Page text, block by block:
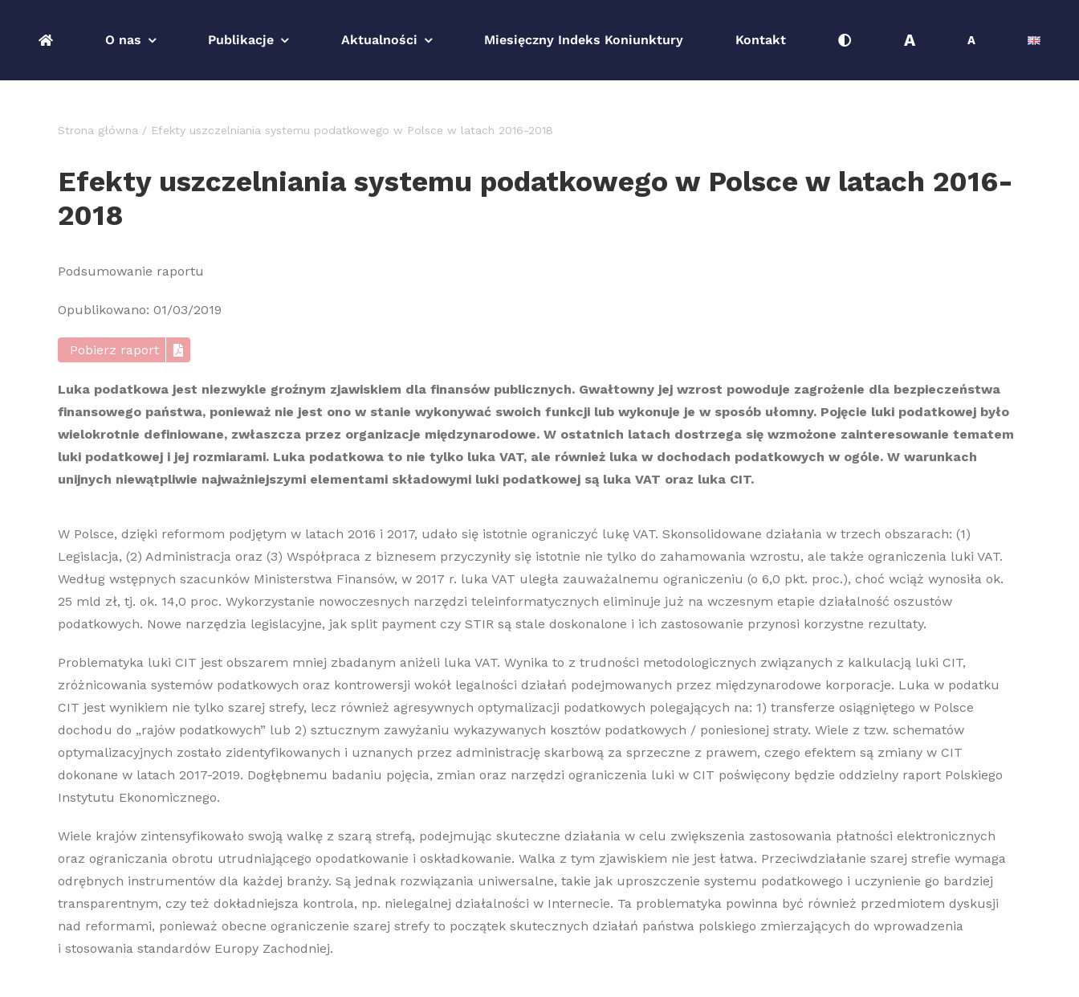
O nas Publikacje Aktualności Miesięczny Indeks Koniunktury Kontakt A A
Strona główna Efekty uszczelniania systemu podatkowego w Polsce w latach 2016-2018
Efekty uszczelniania systemu podatkowego w Polsce w latach 2016-
2018
Podsumowanie raportu
Opublikowano: 01/03/2019
Pobierz raport
Luka podatkowa jest niezwykle groźnym zjawiskiem dla finansów publicznych. Gwałtowny jej wzrost powoduje zagrożenie dla bezpieczeństwa
finansowego państwa, ponieważ nie jest ono w stanie wykonywać swoich funkcji lub wykonuje je w sposób ułomny. Pojęcie luki podatkowej było
wielokrotnie definiowane, zwłaszcza przez organizacje międzynarodowe. W ostatnich latach dostrzega się wzmożone zainteresowanie tematem
luki podatkowej i jej rozmiarami. Luka podatkowa to nie tylko luka VAT, ale również luka w dochodach podatkowych w ogóle. W warunkach
unijnych niewątpliwie najważniejszymi elementami składowymi luki podatkowej są luka VAT oraz luka CIT.
W Polsce, dzięki reformom podjętym w latach 2016 i 2017, udało się istotnie ograniczyć lukę VAT. Skonsolidowane działania w trzech obszarach: (1)
Legislacja, (2) Administracja oraz (3) Współpraca z biznesem przyczyniły się istotnie nie tylko do zahamowania wzrostu, ale także ograniczenia luki VAT.
Według wstępnych szacunków Ministerstwa Finansów, w 2017 r. luka VAT uległa zauważalnemu ograniczeniu (o 6,0 pkt. proc.), choć wciąż wynosiła ok.
25 mld zł, tj. ok. 14,0 proc. Wykorzystanie nowoczesnych narzędzi teleinformatycznych eliminuje już na wczesnym etapie działalność oszustów
podatkowych. Nowe narzędzia legislacyjne, jak split payment czy STIR są stale doskonalone i ich zastosowanie przynosi korzystne rezultaty.
Problematyka luki CIT jest obszarem mniej zbadanym aniżeli luka VAT. Wynika to z trudności metodologicznych związanych z kalkulacją luki CIT,
zróżnicowania systemów podatkowych oraz kontrowersji wokół legalności działań podejmowanych przez międzynarodowe korporacje. Luka w podatku
CIT jest wynikiem nie tylko szarej strefy, lecz również agresywnych optymalizacji podatkowych polegających na: 1) transferze osiągniętego w Polsce
dochodu do „rajów podatkowych” lub 2) sztucznym zawyżaniu wykazywanych kosztów podatkowych / poniesionej straty. Wiele z tzw. schematów
optymalizacyjnych zostało zidentyfikowanych i uznanych przez administrację skarbową za sprzeczne z prawem, czego efektem są zmiany w CIT
dokonane w latach 2017-2019. Dogłębnemu badaniu pojęcia, zmian oraz narzędzi ograniczenia luki w CIT poświęcony będzie oddzielny raport Polskiego
Instytutu Ekonomicznego.
Wiele krajów zintensyfikowało swoją walkę z szarą strefą, podejmując skuteczne działania w celu zwiększenia zastosowania płatności elektronicznych
oraz ograniczania obrotu utrudniającego opodatkowanie i oskładkowanie. Walka z tym zjawiskiem nie jest łatwa. Przeciwdziałanie szarej strefie wymaga
odrębnych instrumentów dla każdej branży. Są jednak rozwiązania uniwersalne, takie jak uproszczenie systemu podatkowego i uczynienie go bardziej
transparentnym, czy też dokładniejsza kontrola, np. nielegalnej działalności w Internecie. Ta problematyka powinna być również przedmiotem dyskusji
nad reformami, ponieważ obecne ograniczenie szarej strefy to początek skutecznych działań państwa polskiego zmierzających do wprowadzenia
i stosowania standardów Europy Zachodniej.